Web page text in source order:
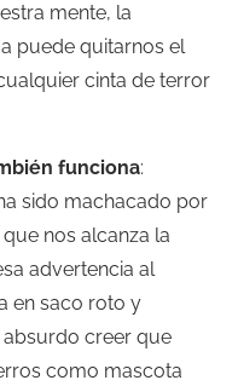
mente, la
puede quitarnos el
cinta de terror
funciona:
sido machacado por
nos alcanza la
advertencia al
en saco roto y
creer que
como mascota